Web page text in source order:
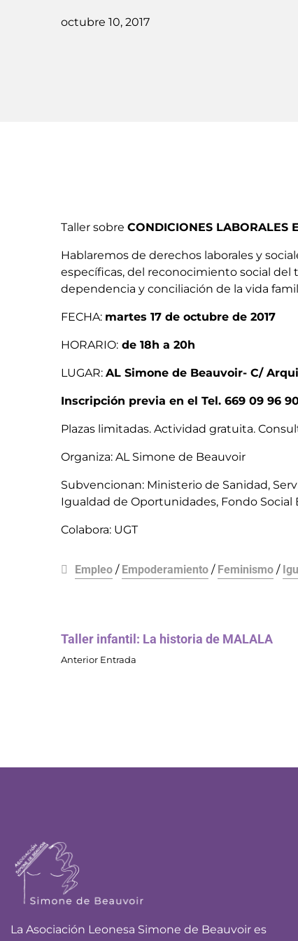
octubre 10, 2017
Taller sobre CONDICIONES LABORALES
Hablaremos de derechos laborales y
específicas, del reconocimiento social
dependencia y conciliación de la vida
FECHA: martes 17 de octubre de 2017
HORARIO: de 18h a 20h
LUGAR: AL Simone de Beauvoir- C/
Inscripción previa en el Tel. 669 09 96
Plazas limitadas. Actividad gratuita.
Organiza: AL Simone de Beauvoir
Subvencionan: Ministerio de Sanidad,
Igualdad de Oportunidades, Fondo
Colabora: UGT
Empleo / Empoderamiento / Feminismo /
Taller infantil: La historia de MALALA
Anterior Entrada
La Asociación Leonesa Simone de Beauvoir es